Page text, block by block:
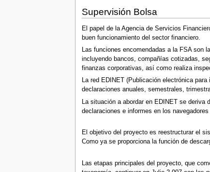
Supervisión Bolsa
El papel de la Agencia de Servicios
buen funcionamiento del sector financiero.
Las funciones encomendadas a la FSA son
incluyendo bancos, compañías cotizadas,
finanzas corporativas, así como realiza
La red EDINET (Publicación electrónica
declaraciones anuales, semestrales,
La situación a abordar en EDINET se
declaraciones e informes en los
El objetivo del proyecto es reestructurar el
Como ya se proporciona la función de
Las etapas principales del proyecto, que